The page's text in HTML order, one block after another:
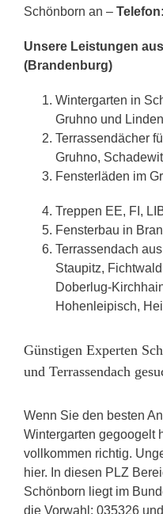
Schönborn an –
Unsere Leistungen
(Brandenburg)
Wintergarten in
Gruhno und
Terrassendächer
Gruhno,
Fensterläden im
Treppen EE, FI,
Fensterbau in
Terrassendach
Staupitz,
Doberlug-
Hohenleipisch,
Günstigen Experten
und Terrassendach
Wenn Sie den besten
Wintergarten gegoogelt
vollkommen richtig.
hier. In diesen PLZ
Schönborn liegt im
die Vorwahl: 035326